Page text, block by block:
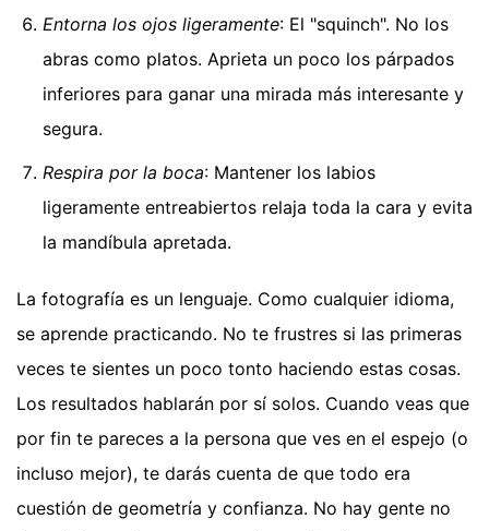
Entorna los ojos ligeramente: El "squinch". No los
abras como platos. Aprieta un poco los párpados
inferiores para ganar una mirada más interesante y
segura.
Respira por la boca: Mantener los labios
ligeramente entreabiertos relaja toda la cara y evita
la mandíbula apretada.
La fotografía es un lenguaje. Como cualquier idioma,
se aprende practicando. No te frustres si las primeras
veces te sientes un poco tonto haciendo estas cosas.
Los resultados hablarán por sí solos. Cuando veas que
por fin te pareces a la persona que ves en el espejo (o
incluso mejor), te darás cuenta de que todo era
cuestión de geometría y confianza. No hay gente no